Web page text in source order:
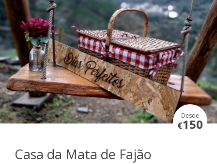
Desde
€150
Casa da Mata de Fajão